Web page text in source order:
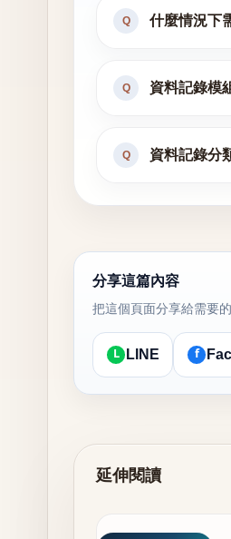
Q 什麼情況下
Q 資料記錄模
Q 資料記錄分
分享這篇內容
把這個頁面分享給需要
L LINE f
延伸閱讀